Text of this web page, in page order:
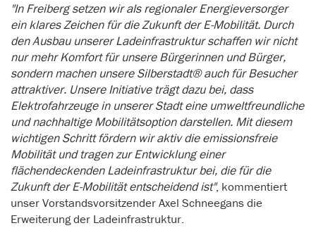
"In Freiberg setzen wir als regionaler Energieversorger
ein klares Zeichen für die Zukunft der E-Mobilität. Durch
den Ausbau unserer Ladeinfrastruktur schaffen wir nicht
nur mehr Komfort für unsere Bürgerinnen und Bürger,
sondern machen unsere Silberstadt® auch für Besucher
attraktiver. Unsere Initiative trägt dazu bei, dass
Elektrofahrzeuge in unserer Stadt eine umweltfreundliche
und nachhaltige Mobilitätsoption darstellen. Mit diesem
wichtigen Schritt fördern wir aktiv die emissionsfreie
Mobilität und tragen zur Entwicklung einer
flächendeckenden Ladeinfrastruktur bei, die für die
Zukunft der E-Mobilität entscheidend ist", kommentiert
unser Vorstandsvorsitzender Axel Schneegans die
Erweiterung der Ladeinfrastruktur.